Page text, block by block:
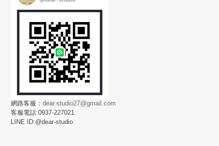
網路客服：dear.studio27@gmail.com
客服電話:0937-227021
LINE ID:@dear-studio